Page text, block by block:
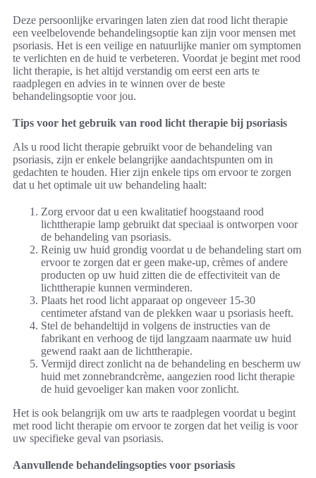
Deze persoonlijke ervaringen laten zien dat rood licht therapie
een veelbelovende behandelingsoptie kan zijn voor mensen met
psoriasis. Het is een veilige en natuurlijke manier om symptomen
te verlichten en de huid te verbeteren. Voordat je begint met rood
licht therapie, is het altijd verstandig om eerst een arts te
raadplegen en advies in te winnen over de beste
behandelingsoptie voor jou.
Tips voor het gebruik van rood licht therapie bij psoriasis
Als u rood licht therapie gebruikt voor de behandeling van
psoriasis, zijn er enkele belangrijke aandachtspunten om in
gedachten te houden. Hier zijn enkele tips om ervoor te zorgen
dat u het optimale uit uw behandeling haalt:
Zorg ervoor dat u een kwalitatief hoogstaand rood
lichttherapie lamp gebruikt dat speciaal is ontworpen voor
de behandeling van psoriasis.
Reinig uw huid grondig voordat u de behandeling start om
ervoor te zorgen dat er geen make-up, crèmes of andere
producten op uw huid zitten die de effectiviteit van de
lichttherapie kunnen verminderen.
Plaats het rood licht apparaat op ongeveer 15-30
centimeter afstand van de plekken waar u psoriasis heeft.
Stel de behandeltijd in volgens de instructies van de
fabrikant en verhoog de tijd langzaam naarmate uw huid
gewend raakt aan de lichttherapie.
Vermijd direct zonlicht na de behandeling en bescherm uw
huid met zonnebrandcrème, aangezien rood licht therapie
de huid gevoeliger kan maken voor zonlicht.
Het is ook belangrijk om uw arts te raadplegen voordat u begint
met rood licht therapie om ervoor te zorgen dat het veilig is voor
uw specifieke geval van psoriasis.
Aanvullende behandelingsopties voor psoriasis